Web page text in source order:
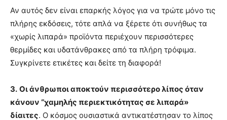
Αν αυτός δεν είναι επαρκής λόγος για να τρώτε μόνο τις
πλήρης εκδόσεις, τότε απλά να ξέρετε ότι συνήθως τα
«χωρίς λιπαρά» προϊόντα περιέχουν περισσότερες
θερμίδες και υδατάνθρακες από τα πλήρη τρόφιμα.
Συγκρίνετε ετικέτες και δείτε τη διαφορά!
3. Οι άνθρωποι αποκτούν περισσότερο λίπος όταν
κάνουν “χαμηλής περιεκτικότητας σε λιπαρά»
δίαιτες. Ο κόσμος ουσιαστικά αντικατέστησαν το λίπος